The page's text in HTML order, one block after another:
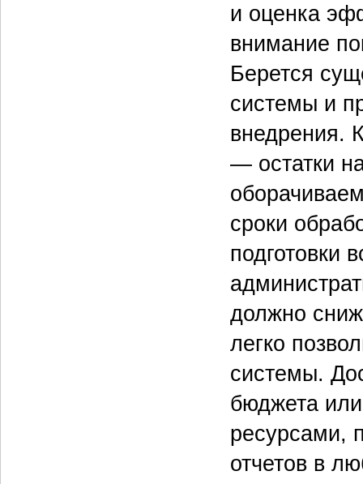
и оценка
внимание
Берется
системы и
внедрения.
— остатки
сроки
подготовки
должно
легко
системы.
бюджета
ресурсами,
отчетов в